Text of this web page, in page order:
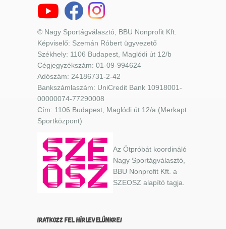
© Nagy Sportágválasztó, BBU Nonprofit Kft.
Képviselő: Szemán Róbert ügyvezető
Székhely: 1106 Budapest, Maglódi út 12/b
Cégjegyzékszám: 01-09-994624
Adószám: 24186731-2-42
Bankszámlaszám: UniCredit Bank 10918001-
00000074-77290008
Cím: 1106 Budapest, Maglódi út 12/a (Merkapt
Sportközpont)
Az Ötpróbát koordináló
Nagy Sportágválasztó,
BBU Nonprofit Kft. a
SZEOSZ alapító tagja.
IRATKOZZ FEL HÍRLEVELÜNKRE!